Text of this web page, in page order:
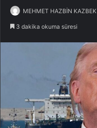
MEHMET HAZBİN KAZBEK
3 dakika okuma süresi